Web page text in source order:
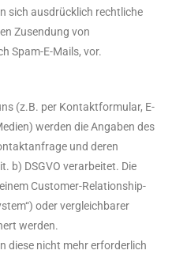
sich ausdrücklich rechtliche
Zusendung von
Spam-E-Mails, vor.
(z.B. per Kontaktformular, E-
werden die Angaben des
und deren
b) DSGVO verarbeitet. Die
Customer-Relationship-
oder vergleichbarer
werden.
diese nicht mehr erforderlich